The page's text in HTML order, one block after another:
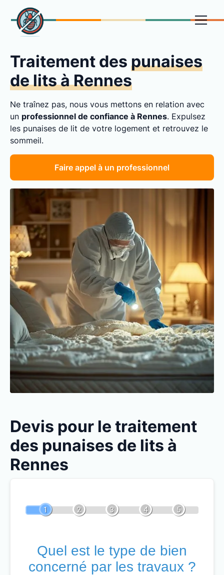
Traitement des punaises
de lits à Rennes
Ne traînez pas, nous vous mettons en relation avec
un professionnel de confiance à Rennes. Expulsez
les punaises de lit de votre logement et retrouvez le
sommeil.
Faire appel à un professionnel
Devis pour le traitement
des punaises de lits à
Rennes
1 2 3 4 5
Quel est le type de bien
concerné par les travaux ?